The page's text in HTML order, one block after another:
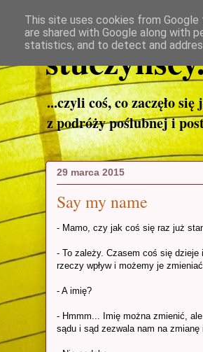
...czyli coś, co zaczęło
z podróży poślubnej i
29 marca 2015
Say my name
- Mamo, czy jak coś się raz już
- To zależy. Czasem coś się
rzeczy wpływ i możemy je
- A imię?
- Hmmm... Imię można zmienić,
sądu i sąd zezwala nam na
This site uses cookies from
are shared with Google along with
statistics, and to detect and